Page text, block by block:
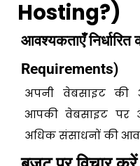
Hosting?)
आवश्यकताएँ
Requirements)
अपनी वेबसाइट
आपकी वेबसाइट पर
अधिक संसाधनों की